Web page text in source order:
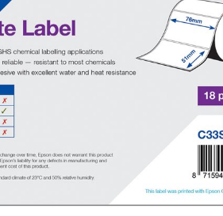
Etiketthållare och tillbehör
Förbrukning
bläckstråleskrivare